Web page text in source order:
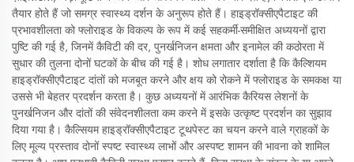
तैयार होते हैं जो समग्र स्वास्थ्य दर्शन के अनुरूप होते हैं। हाइड्रॉक्सीएपैटाइट की
प्रभावशीलता को फ्लोराइड के विकल्प के रूप में कई सहकर्मी-समीक्षित अध्ययनों द्वारा
पुष्टि की गई है, जिनमें कैविटी की दर, पुनर्खनिजन क्षमता और इनामेल की कठोरता में
सुधार की तुलना दोनों घटकों के बीच की गई है। शोध लगातार दर्शाता है कि कैल्शियम
हाइड्रॉक्सीएपैटाइट दांतों को मजबूत करने और क्षय को रोकने में फ्लोराइड के समकक्ष या
उससे भी बेहतर प्रदर्शन करता है। कुछ अध्ययनों में आरंभिक कैरियस लेशनों के
पुनर्खनिजन और दांतों की संवेदनशीलता कम करने में इसके उत्कृष्ट प्रदर्शन का सुझाव
दिया गया है। कैल्सियम हाइड्रॉक्सीएपैटाइट टूथपेस्ट का चयन करने वाले ग्राहकों के
लिए मूल्य प्रस्ताव दोनों स्पष्ट स्वास्थ्य लाभों और अस्पष्ट शामन की भावना को शामिल